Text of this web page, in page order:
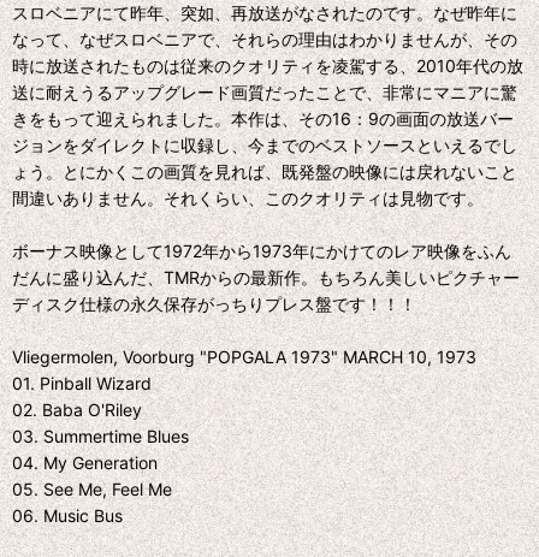
スロベニアにて昨年、突如、再放送がなされたのです。なぜ昨年に
なって、なぜスロベニアで、それらの理由はわかりませんが、その
時に放送されたものは従来のクオリティを凌駕する、2010年代の放
送に耐えうるアップグレード画質だったことで、非常にマニアに驚
きをもって迎えられました。本作は、その16：9の画面の放送バー
ジョンをダイレクトに収録し、今までのベストソースといえるでし
ょう。とにかくこの画質を見れば、既発盤の映像には戻れないこと
間違いありません。それくらい、このクオリティは見物です。
ボーナス映像として1972年から1973年にかけてのレア映像をふん
だんに盛り込んだ、TMRからの最新作。もちろん美しいピクチャー
ディスク仕様の永久保存がっちりプレス盤です！！！
Vliegermolen, Voorburg "POPGALA 1973" MARCH 10, 1973
01. Pinball Wizard
02. Baba O'Riley
03. Summertime Blues
04. My Generation
05. See Me, Feel Me
06. Music Bus